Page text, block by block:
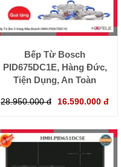
Bếp Từ Bosch
PID675DC1E, Hàng Đức,
Tiện Dụng, An Toàn
28.950.000 đ 16.590.000 đ